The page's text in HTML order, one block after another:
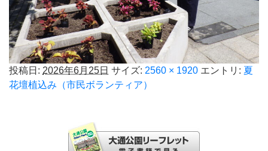
投稿日: 2026年6月25日 サイズ: 2560 × 1920 エントリ: 夏
花壇植込み（市民ボランティア）